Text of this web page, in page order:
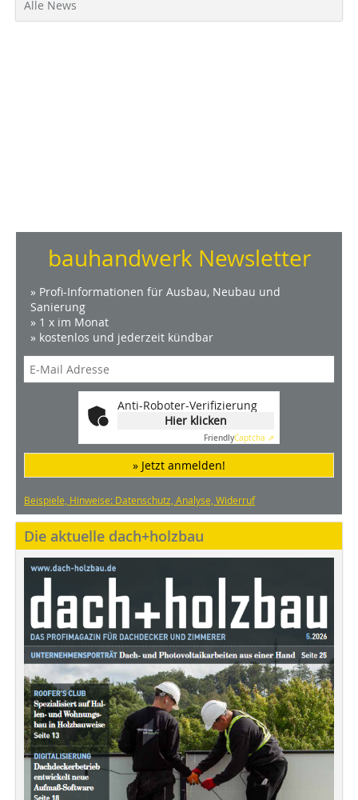
Alle News
bauhandwerk Newsletter
» Profi-Informationen für Ausbau, Neubau und
Sanierung
» 1 x im Monat
» kostenlos und jederzeit kündbar
Anti-Roboter-Verifizierung
Hier klicken
FriendlyCaptcha ⇗
» Jetzt anmelden!
Beispiele, Hinweise: Datenschutz, Analyse, Widerruf
Die aktuelle dach+holzbau